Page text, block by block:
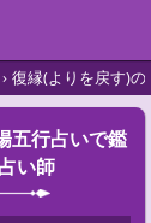
復縁(よりを戻す)
五行占いで鑑
い師